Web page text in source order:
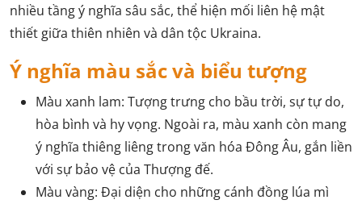
nhiều tầng ý nghĩa sâu sắc, thể hiện mối liên hệ mật
thiết giữa thiên nhiên và dân tộc Ukraina.
Ý nghĩa màu sắc và biểu tượng
Màu xanh lam: Tượng trưng cho bầu trời, sự tự do,
hòa bình và hy vọng. Ngoài ra, màu xanh còn mang
ý nghĩa thiêng liêng trong văn hóa Đông Âu, gắn liền
với sự bảo vệ của Thượng đế.
Màu vàng: Đại diện cho những cánh đồng lúa mì